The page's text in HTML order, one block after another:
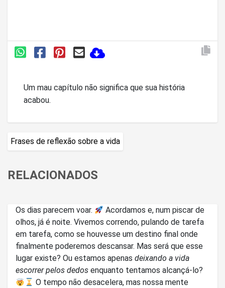
Um mau capítulo não significa que sua história
acabou.
Frases de reflexão sobre a vida
RELACIONADOS
Os dias parecem voar.
Acordamos e, num piscar de
olhos, já é noite. Vivemos correndo, pulando de tarefa
em tarefa, como se houvesse um destino final onde
finalmente poderemos descansar. Mas será que esse
lugar existe? Ou estamos apenas deixando a vida
escorrer pelos dedos enquanto tentamos alcançá-lo?
O tempo não desacelera, mas nossa mente